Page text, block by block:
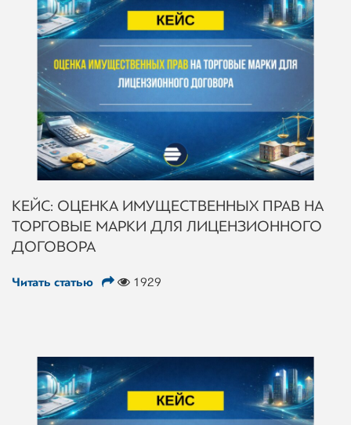
КЕЙС: ОЦЕНКА ИМУЩЕСТВЕННЫХ ПРАВ НА
ТОРГОВЫЕ МАРКИ ДЛЯ ЛИЦЕНЗИОННОГО
ДОГОВОРА
Читать статью 1929